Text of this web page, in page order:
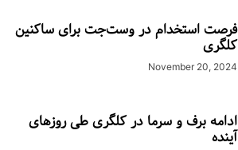
فرصت استخدام در وست‌جت برای ساکنین
کلگری
November 20, 2024
ادامه برف و سرما در کلگری طی روزهای
آینده